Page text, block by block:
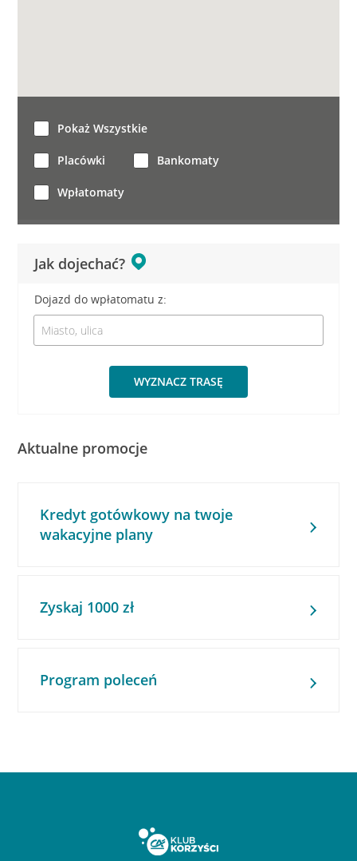
Jak dojechać?
Dojazd do wpłatomatu z:
WYZNACZ TRASĘ
Pokaż Wszystkie
Placówki Bankomaty
Wpłatomaty
Aktualne promocje
Kredyt gotówkowy na twoje
wakacyjne plany
Zyskaj 1000 zł
Program poleceń